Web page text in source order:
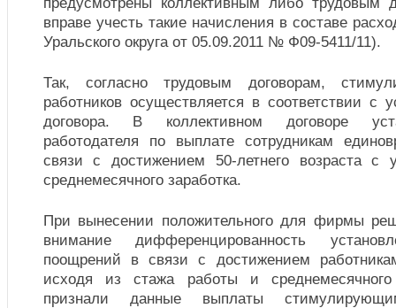
вправе учесть такие начисления в составе
Уральского округа от 05.09.2011 № Ф09-5411/11).
Так, согласно трудовым договорам,
работников осуществляется в соответствии с
договора. В коллективном договоре
работодателя по выплате сотрудникам
связи с достижением 50-летнего возраста с
среднемесячного заработка.
При вынесении положительного для фирмы
внимание дифференцированность
поощрений в связи с достижением
исходя из стажа работы и
признали данные выплаты